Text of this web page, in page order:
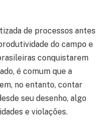
de processos antes
do campo e
conquistarem
é comum que a
no entanto, contar
seu desenho, algo
e violações.